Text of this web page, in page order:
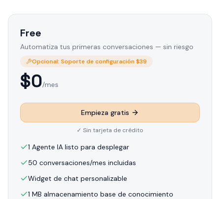
Free
Automatiza tus primeras conversaciones — sin riesgo
Opcional: Soporte de configuración $39
$0/mes
Empieza gratis
✓ Sin tarjeta de crédito
1 Agente IA listo para desplegar
50 conversaciones/mes incluidas
Widget de chat personalizable
1 MB almacenamiento base de conocimiento